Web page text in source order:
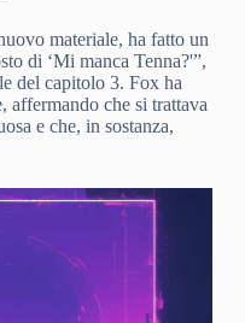
materiale, ha fatto un
di ‘Mi manca Tenna?'”,
del capitolo 3. Fox ha
affermando che si trattava
e che, in sostanza,